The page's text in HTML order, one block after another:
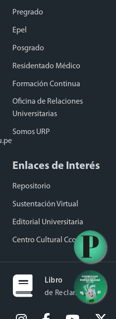
Pregrado
Epel
Posgrado
Residentado Médico
Formación Continua
Oficina de Relaciones
Universitarias
Somos URP
Enlaces de Interés
Repositorio
Sustentación Virtual
Editorial Universitaria
Centro Cultural Ccori Wasi
Libro
de Reclamaciones